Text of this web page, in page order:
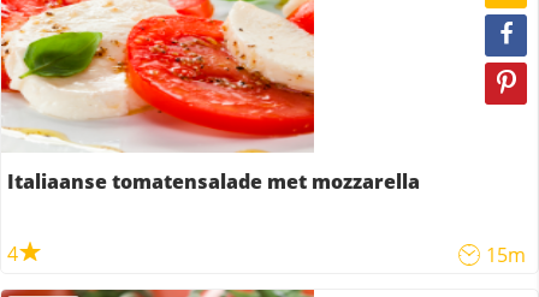
Italiaanse tomatensalade met mozzarella
4 15m